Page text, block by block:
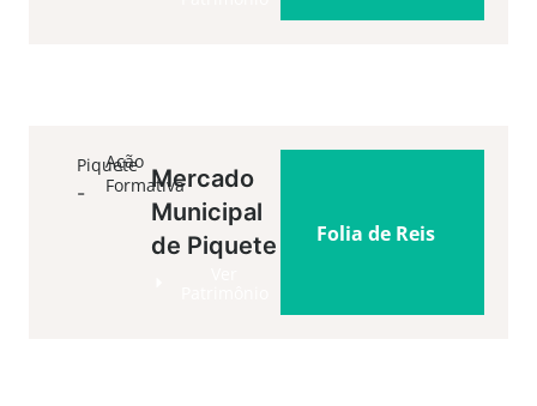
Piquete
-
Ação
FormativaMercado
Municipal
de Piquete
Folia de Reis